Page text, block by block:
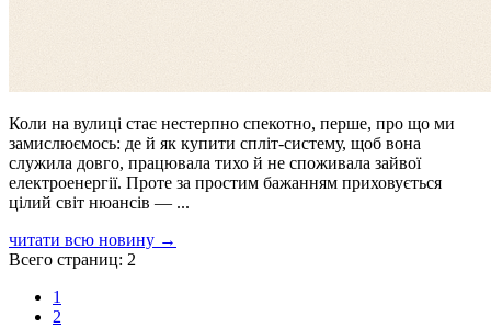
Коли на вулиці стає нестерпно спекотно, перше, про що ми
замислюємось: де й як купити спліт-систему, щоб вона
служила довго, працювала тихо й не споживала зайвої
електроенергії. Проте за простим бажанням приховується
цілий світ нюансів — ...
читати всю новину →
Всего страниц: 2
1
2